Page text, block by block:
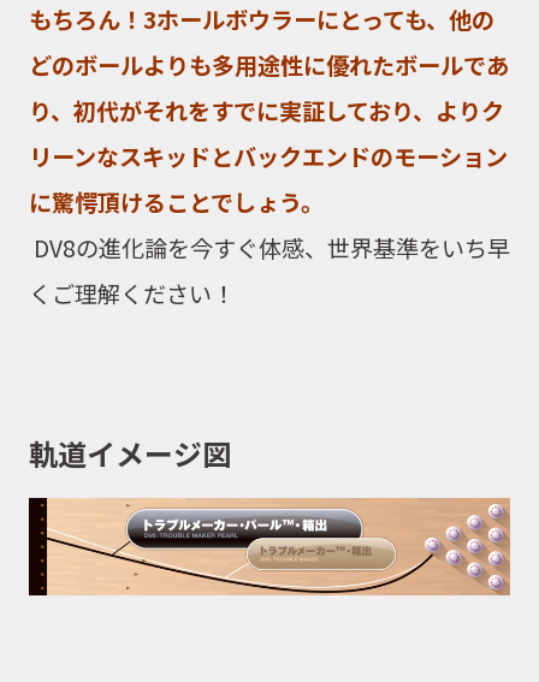
もちろん！3ホールボウラーにとっても、他の
どのボールよりも多用途性に優れたボールであ
り、初代がそれをすでに実証しており、よりク
リーンなスキッドとバックエンドのモーション
に驚愕頂けることでしょう。
DV8の進化論を今すぐ体感、世界基準をいち早
くご理解ください！
軌道イメージ図